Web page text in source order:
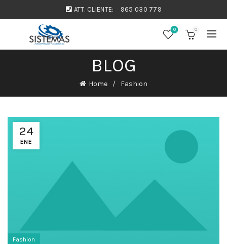
ATT. CLIENTE: 965 030 779
0 0
BLOG
Home Fashion
24
ENE
Fashion